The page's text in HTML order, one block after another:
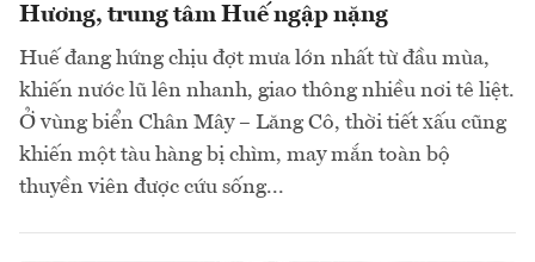
Hương, trung tâm Huế ngập nặng
Huế đang hứng chịu đợt mưa lớn nhất từ đầu mùa,
khiến nước lũ lên nhanh, giao thông nhiều nơi tê liệt.
Ở vùng biển Chân Mây – Lăng Cô, thời tiết xấu cũng
khiến một tàu hàng bị chìm, may mắn toàn bộ
thuyền viên được cứu sống...